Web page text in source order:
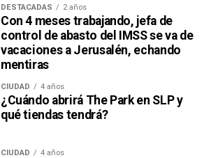
DESTACADAS 2 años
Con 4 meses trabajando, jefa de
control de abasto del IMSS se va de
vacaciones a Jerusalén, echando
mentiras
CIUDAD 4 años
¿Cuándo abrirá The Park en SLP y
qué tiendas tendrá?
CIUDAD 4 años